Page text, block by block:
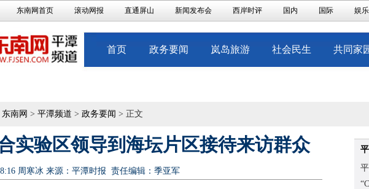
东南网首页 滚动网报 直通屏山 新闻发布会 西岸时评 国内 国际 娱乐
首页 政务要闻 岚岛旅游 社会民生 共同家
东南网 > 平潭频道 > 政务要闻 > 正文
实验区领导到海坛片区接待来访群众
周寒冰 来源：平潭时报 责任编辑：季亚军